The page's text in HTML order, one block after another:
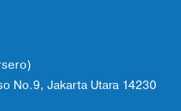
No.9, Jakarta Utara 14230